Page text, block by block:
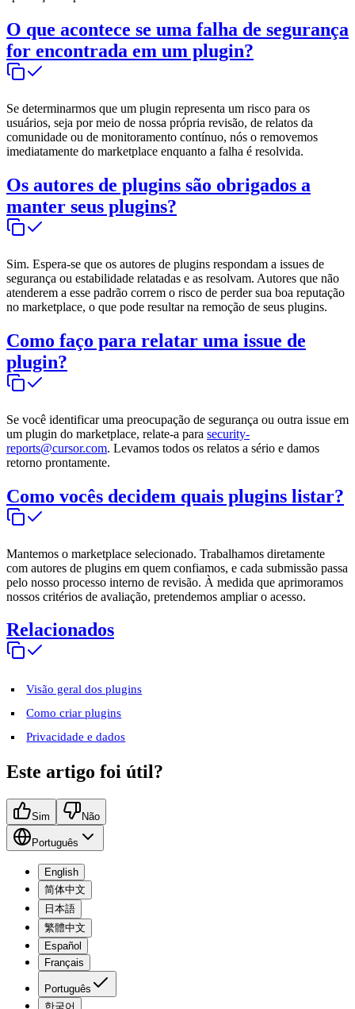
O que acontece se uma falha de segurança
for encontrada em um plugin?
Se determinarmos que um plugin representa um risco para os
usuários, seja por meio de nossa própria revisão, de relatos da
comunidade ou de monitoramento contínuo, nós o removemos
imediatamente do marketplace enquanto a falha é resolvida.
Os autores de plugins são obrigados a
manter seus plugins?
Sim. Espera-se que os autores de plugins respondam a issues de
segurança ou estabilidade relatadas e as resolvam. Autores que não
atenderem a esse padrão correm o risco de perder sua boa reputação
no marketplace, o que pode resultar na remoção de seus plugins.
Como faço para relatar uma issue de
plugin?
Se você identificar uma preocupação de segurança ou outra issue em
um plugin do marketplace, relate-a para security-
reports@cursor.com. Levamos todos os relatos a sério e damos
retorno prontamente.
Como vocês decidem quais plugins listar?
Mantemos o marketplace selecionado. Trabalhamos diretamente
com autores de plugins em quem confiamos, e cada submissão passa
pelo nosso processo interno de revisão. À medida que aprimoramos
nossos critérios de avaliação, pretendemos ampliar o acesso.
Relacionados
Visão geral dos plugins
Como criar plugins
Privacidade e dados
Este artigo foi útil?
Sim Não
Português
English
简体中文
日本語
繁體中文
Español
Français
Português
한국어